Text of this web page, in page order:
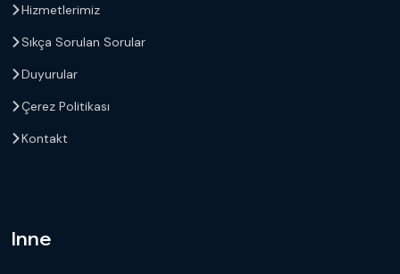
Hizmetlerimiz
Sıkça Sorulan Sorular
Duyurular
Çerez Politikası
Kontakt
Inne